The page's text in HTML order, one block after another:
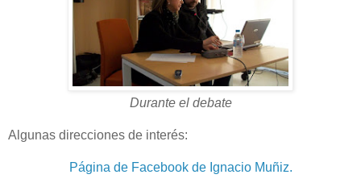
Durante el debate
Algunas direcciones de interés:
Página de Facebook de Ignacio Muñiz.